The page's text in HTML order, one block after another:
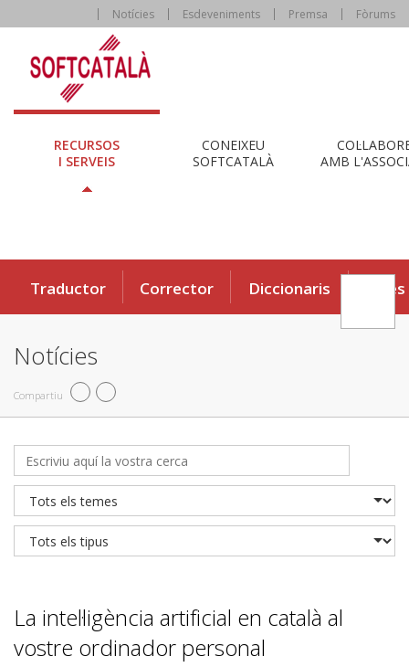
Notícies Esdeveniments Premsa Fòrums
RECURSOS
I SERVEIS
CONEIXEU
SOFTCATALÀ
AMB
Traductor Corrector Diccionaris Eines
Notícies
Compartiu
La intel·ligència artificial en català al
vostre ordinador personal